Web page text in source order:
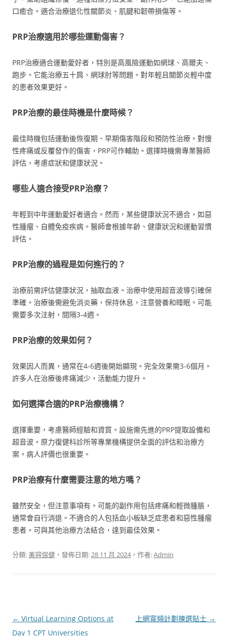
口癒合。適合治療退化性關節炎、肌腱和韌帶損傷等。
PRP治療適用於哪些運動傷害？
PRP治療適合運動愛好者，特別是高風險運動如網球、高爾夫、
跑步。它能治療五十肩、網球肘等問題。對年輕且關節炎輕中度
的患者效果更好。
PRP治療的最佳時機是什麼時候？
最佳時機包括運動後恢復期、早期傷害階段和預防性治療。對慢
性疼痛或反覆發作的傷害，PRP可作輔助。選擇時機需專業醫師
評估，考慮症狀和健康狀況。
哪些人適合接受PRP治療？
年輕到中年運動愛好者適合。然而，某些健康狀況不適合，如惡
性腫瘤、自體免疫疾病。醫師會根據年齡、健康狀況和運動習慣
評估。
PRP治療的過程是如何進行的？
治療前需評估健康狀況，抽取血液。治療中使用超音波導引確保
準確。治療後需避免消炎藥，保持休息，注意營養和睡眠。可能
需要多次注射，間隔3-4週。
PRP治療的效果如何？
效果因人而異，通常在4-6週後開始顯現。完全效果需3-6個月。
許多人在治療後疼痛減少，活動能力提升。
如何選擇合適的PRP治療機構？
選擇重要，考慮醫師經驗和資質。設施需先進的PRP提取設備和
超音波。原力復健科診所等專業機構提供全面的評估和治療方
案。病人評價也很重要。
PRP治療有什麼需要注意的地方嗎？
雖然安全，但注意事項有。可能的副作用包括疼痛和輕微腫脹，
通常會自行消退。不適合的人包括血小板缺乏症患者和惡性腫瘤
患者。可與其他治療方法結合，達到最佳效果。
分類:美容保健 ，發佈日期:28 11 月 2024，作者:Admin
文
章
← Virtual Learning Options at
Day 1 CPT Universities
上網寬頻計劃揀選貼士 →